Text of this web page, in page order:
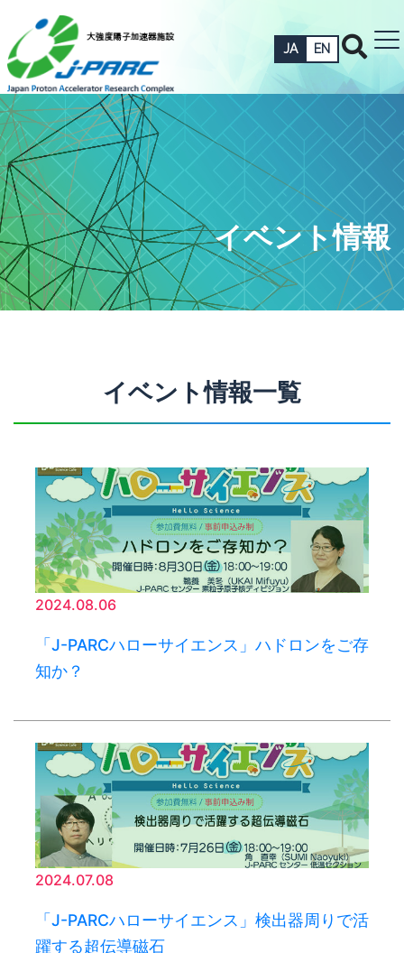
JA EN
イベント情報
イベント情報一覧
2024.08.06
「J-PARCハローサイエンス」ハドロンをご存
知か？
2024.07.08
「J-PARCハローサイエンス」検出器周りで活
躍する超伝導磁石